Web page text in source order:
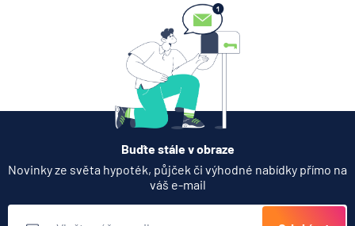
Buďte stále v obraze
Novinky ze světa hypoték, půjček či výhodné nabídky přímo na
váš e-mail